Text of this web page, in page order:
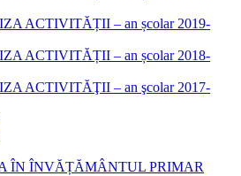
ACTIVITĂȚII – an școlar 2019-
ACTIVITĂȚII – an școlar 2018-
ACTIVITĂŢII – an şcolar 2017-
ÎN ÎNVĂȚĂMÂNTUL PRIMAR